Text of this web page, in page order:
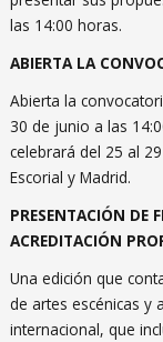
las 14:00 horas.
ABIERTA LA
Abierta la
30 de junio a las
celebrará del 25 al
Escorial y Madrid.
PRESENTACIÓN DE
ACREDITACIÓN
Una edición que
de artes escénicas y
internacional, que